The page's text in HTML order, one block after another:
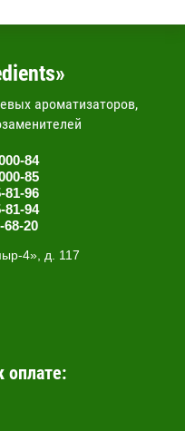
ароматизаторов,
84
85
81-96
81-94
68-20
4», д. 117
оплате: